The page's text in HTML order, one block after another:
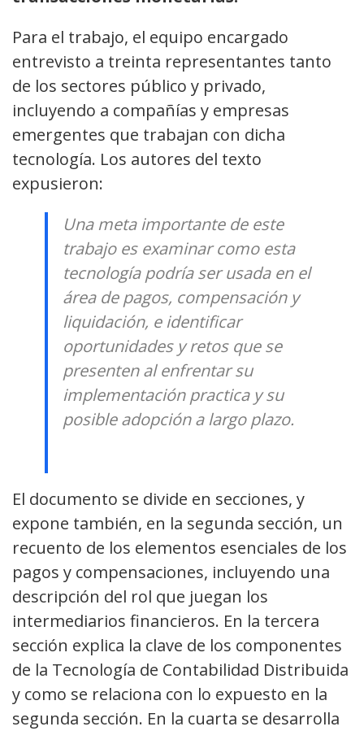
Para el trabajo, el equipo encargado
entrevisto a treinta representantes tanto
de los sectores público y privado,
incluyendo a compañías y empresas
emergentes que trabajan con dicha
tecnología. Los autores del texto
expusieron:
Una meta importante de este
trabajo es examinar como esta
tecnología podría ser usada en el
área de pagos, compensación y
liquidación, e identificar
oportunidades y retos que se
presenten al enfrentar su
implementación practica y su
posible adopción a largo plazo.
El documento se divide en secciones, y
expone también, en la segunda sección, un
recuento de los elementos esenciales de los
pagos y compensaciones, incluyendo una
descripción del rol que juegan los
intermediarios financieros. En la tercera
sección explica la clave de los componentes
de la Tecnología de Contabilidad Distribuida
y como se relaciona con lo expuesto en la
segunda sección. En la cuarta se desarrolla